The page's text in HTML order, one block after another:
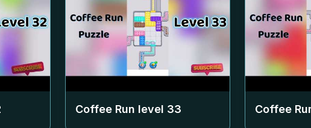
Coffee Run level 33 Coffee